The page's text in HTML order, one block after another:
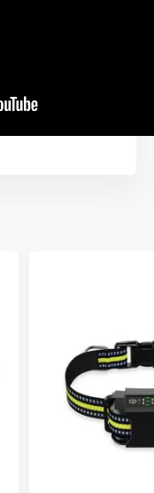
aus Nylon. Das
ein mittelgroßes
geformt
hoch, 4,5 cm tief